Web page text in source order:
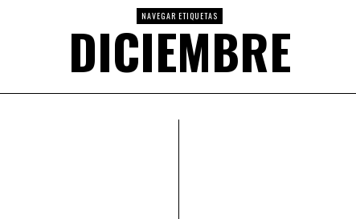
NAVEGAR ETIQUETAS
DICIEMBRE